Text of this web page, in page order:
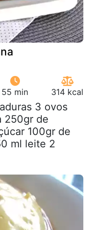
55 min 314 kcal
3 ovos
250gr de
100gr de
ml leite 2